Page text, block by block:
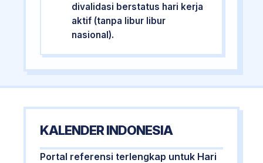
divalidasi berstatus hari kerja
aktif (tanpa libur libur
nasional).
KALENDER INDONESIA
Portal referensi terlengkap untuk Hari